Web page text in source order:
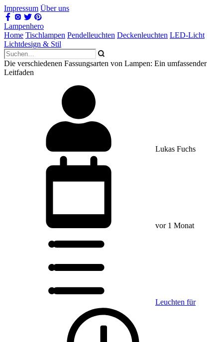
Impressum Über uns
Lampenhero
Home Tischlampen Pendelleuchten Deckenleuchten LED-Licht
Lichtdesign & Stil
Die verschiedenen Fassungsarten von Lampen: Ein umfassender
Leitfaden
Lukas Fuchs
vor 1 Monat
Leuchten für